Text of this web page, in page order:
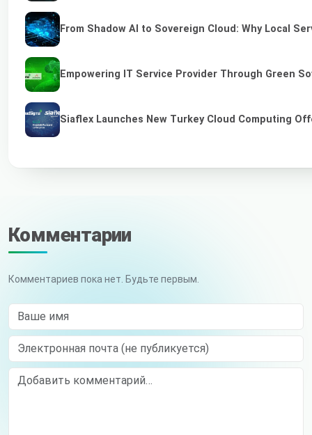
From Shadow AI to Sovereign Cloud: Why Local
Empowering IT Service Provider Through Green
Siaflex Launches New Turkey Cloud Computing
Комментарии
Комментариев пока нет. Будьте первым.
Ваше имя
Электронная почта (не публикуется)
Comment